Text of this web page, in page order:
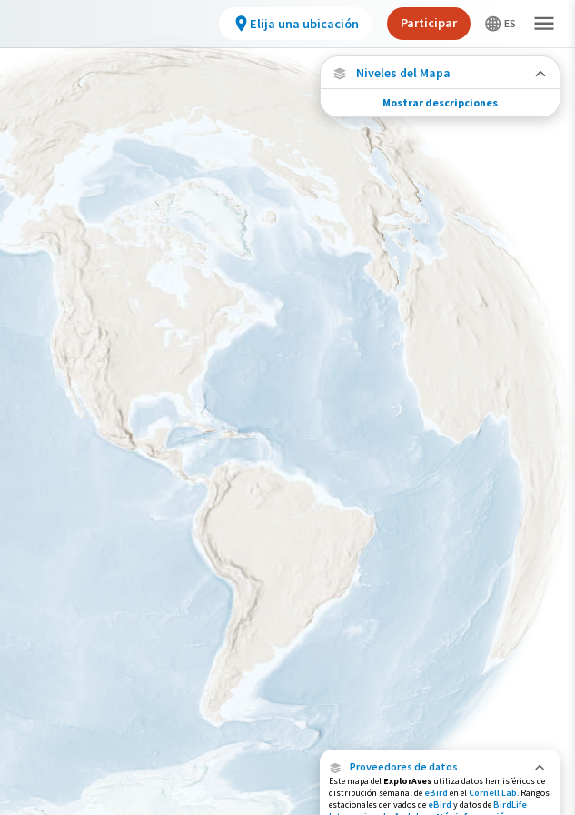
Proveedores de datos
Este mapa del ExplorAves utiliza datos hemisféricos de
distribución semanal de eBird en elCornell Lab. Rangos
estacionales derivados de eBird y datos deBirdLife
Niveles del Mapa
Migración de especies
Vea dónde viaja esta especie durante todo el
Abundancia de esta especie
Muy bajo Bajo Moderada Alto
Gama de especies por estación
Gama de verano
Rango de invierno
Rango a lo largo del año
Mostrar descripciones
Elija una ubicación Participar